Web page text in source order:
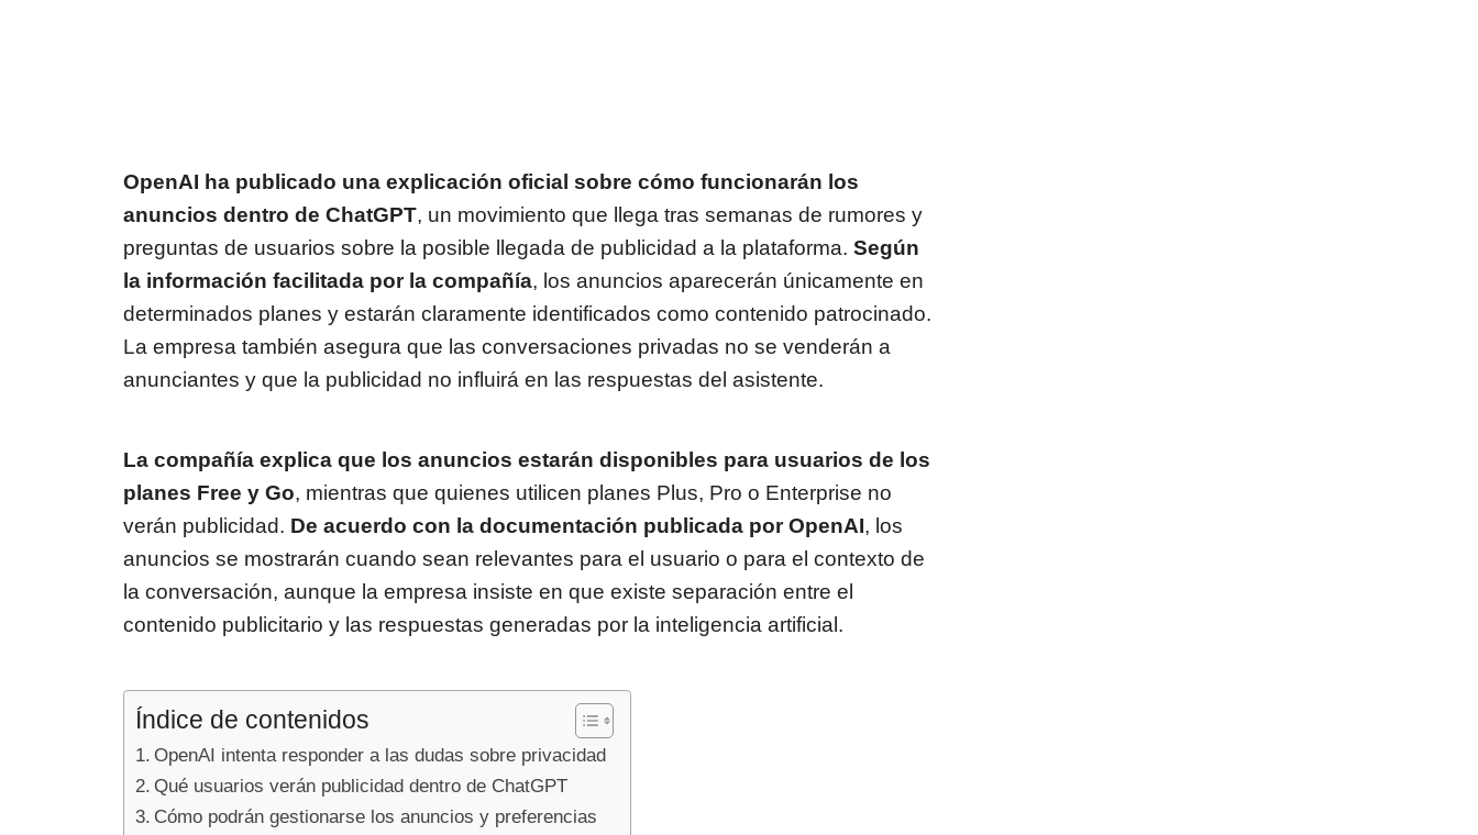
OpenAI ha publicado una explicación oficial sobre cómo funcionarán los
anuncios dentro de ChatGPT, un movimiento que llega tras semanas de rumores y
preguntas de usuarios sobre la posible llegada de publicidad a la plataforma. Según
la información facilitada por la compañía, los anuncios aparecerán únicamente en
determinados planes y estarán claramente identificados como contenido patrocinado.
La empresa también asegura que las conversaciones privadas no se venderán a
anunciantes y que la publicidad no influirá en las respuestas del asistente.
La compañía explica que los anuncios estarán disponibles para usuarios de los
planes Free y Go, mientras que quienes utilicen planes Plus, Pro o Enterprise no
verán publicidad. De acuerdo con la documentación publicada por OpenAI, los
anuncios se mostrarán cuando sean relevantes para el usuario o para el contexto de
la conversación, aunque la empresa insiste en que existe separación entre el
contenido publicitario y las respuestas generadas por la inteligencia artificial.
Índice de contenidos
OpenAI intenta responder a las dudas sobre privacidad
Qué usuarios verán publicidad dentro de ChatGPT
Cómo podrán gestionarse los anuncios y preferencias